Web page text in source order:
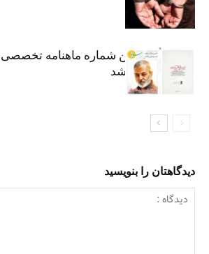
هشتاد و هفتمین شماره ماهنامه تخصصی
«سرو» منتشر شد
دیدگاهتان را بنویسید